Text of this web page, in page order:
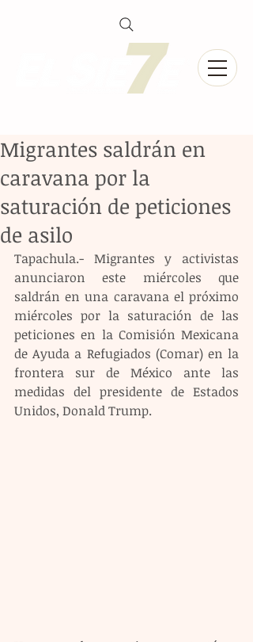
Migrantes saldrán en
caravana por la
saturación de peticiones
de asilo
Tapachula.- Migrantes y activistas
anunciaron este miércoles que
saldrán en una caravana el próximo
miércoles por la saturación de las
peticiones en la Comisión Mexicana
de Ayuda a Refugiados (Comar) en la
frontera sur de México ante las
medidas del presidente de Estados
Unidos, Donald Trump.